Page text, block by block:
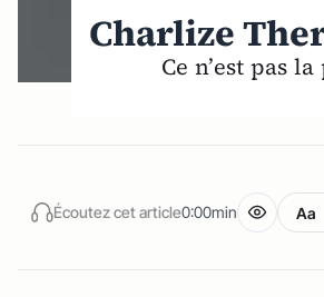
Charlize
Ce n’est pas
Écoutez cet article0:00min Aa